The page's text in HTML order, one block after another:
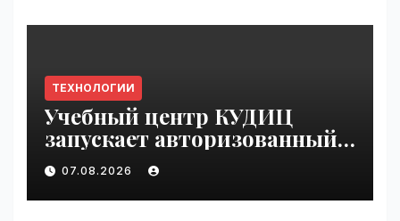
ТЕХНОЛОГИИ
Учебный центр КУДИЦ
запускает авторизованный
курс по
администрированию Mind
Migrate#guest | VseTime.ru
07.08.2026